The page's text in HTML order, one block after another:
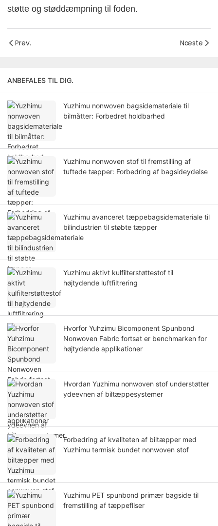
støtte og støddæmpning til foden.
Prev. Næste
ANBEFALES TIL DIG.
Yuzhimu nonwoven bagsidemateriale til
bilmåtter: Forbedret holdbarhed
Yuzhimu nonwoven stof til fremstilling af
tuftede tæpper: Forbedring af bagsideydelse
Yuzhimu avanceret tæppebagsidemateriale til
bilindustrien til støbte tæpper
Yuzhimu aktivt kulfilterstøttestof til
højtydende luftfiltrering
Hvorfor Yuhzimu Bicomponent Spunbond
Nonwoven Fabric fortsat er benchmarken for
højtydende applikationer
Hvordan Yuzhimu nonwoven stof understøtter
ydeevnen af ​​​​biltæppesystemer
Forbedring af kvaliteten af ​​biltæpper med
Yuzhimu termisk bundet nonwoven stof
Yuzhimu PET spunbond primær bagside til
fremstilling af tæppefliser